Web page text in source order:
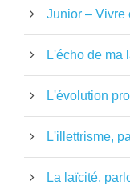
Junior – Vivre
L'écho de ma
L'évolution
L'illettrisme,
La laïcité,